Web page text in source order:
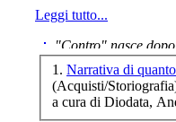
Leggi tutto...
"Contro" nasce
cominciato con la
ripensaremarx. i saggi
questa collaborazione
è teorica, sempre però
1. Narrativa di
(Acquisti/
a cura di Diodata,